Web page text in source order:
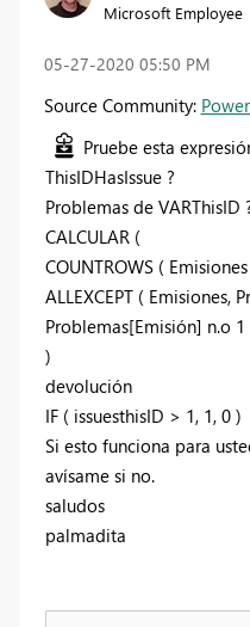
Microsoft Employee
‎05-27-2020 05:50 PM
Source Community:
Pruebe esta
ThisIDHasIssue ?
Problemas de VARThisID
CALCULAR (
COUNTROWS (
ALLEXCEPT ( Emisiones,
Problemas[Emisión] n.o 1
)
devolución
IF ( issuesthisID > 1, 1, 0 )
Si esto funciona para
avísame si no.
saludos
palmadita